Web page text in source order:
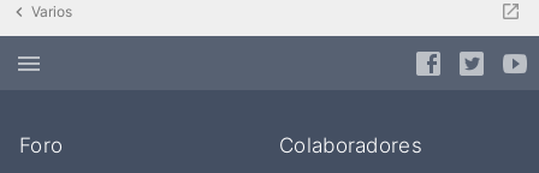
Varios
Foro Colaboradores